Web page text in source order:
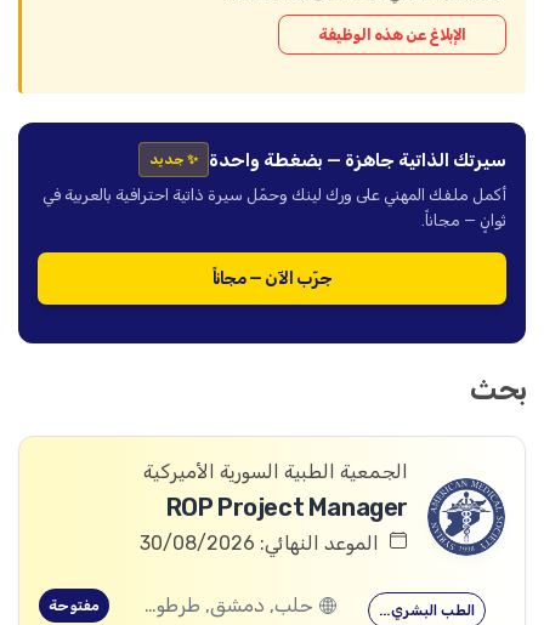
الإبلاغ عن هذه الوظيفة
سيرتك الذاتية جاهزة — بضغطة واحدة ✨ جديد
أكمل ملفك المهني على ورك لينك وحمّل سيرة ذاتية احترافية بالعربية في
ثوانٍ — مجاناً.
جرّب الآن — مجاناً
بحث
الجمعية الطبية السورية الأميركية
ROP Project Manager
الموعد النهائي: 30/08/2026
الطب البشري… حلب, دمشق, طرطوس, ريف دمشق, ديرالزور, درعا, السويداء, إدلب, القنيطرة, اللاذقية, الرقة, حمص, الحسكة, حماة مفتوحة